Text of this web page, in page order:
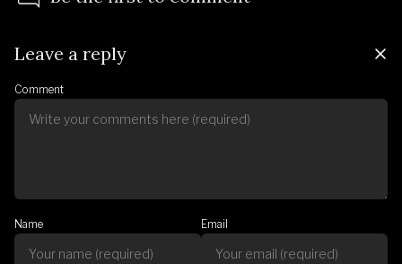
Leave a reply
Comment
Name Email